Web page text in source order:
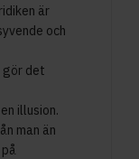
är
och
gör det
illusion.
man än